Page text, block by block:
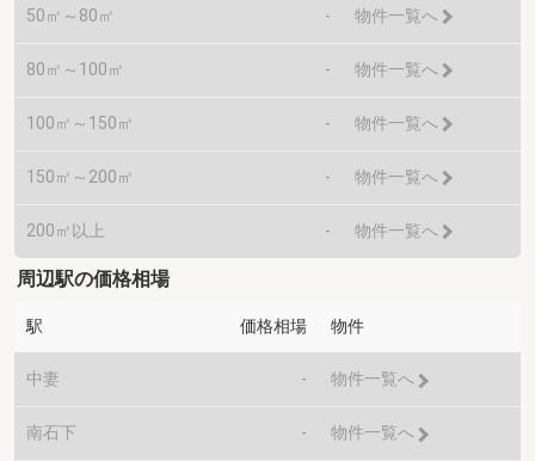
50㎡～80㎡ - 物件一覧へ
80㎡～100㎡ - 物件一覧へ
100㎡～150㎡ - 物件一覧へ
150㎡～200㎡ - 物件一覧へ
200㎡以上 - 物件一覧へ
周辺駅の価格相場
駅 価格相場 物件
中妻 - 物件一覧へ
南石下 - 物件一覧へ